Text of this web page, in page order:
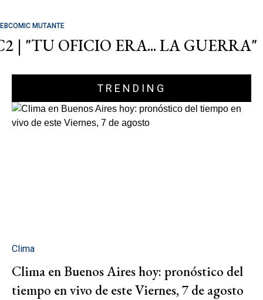
MUTANTE
| "TU OFICIO ERA... LA GUERRA"
TRENDING
Clima
Clima en Buenos Aires hoy: pronóstico del
tiempo en vivo de este Viernes, 7 de agosto